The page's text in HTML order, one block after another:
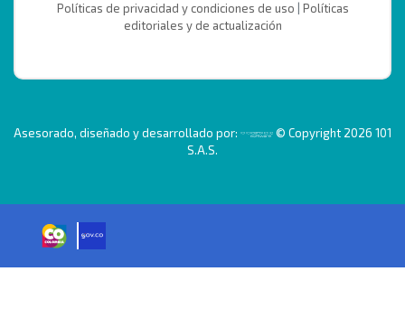
Políticas de privacidad y condiciones de uso
Políticas
editoriales y de actualización
Asesorado, diseñado y desarrollado por:
© Copyright 2026 101
S.A.S.